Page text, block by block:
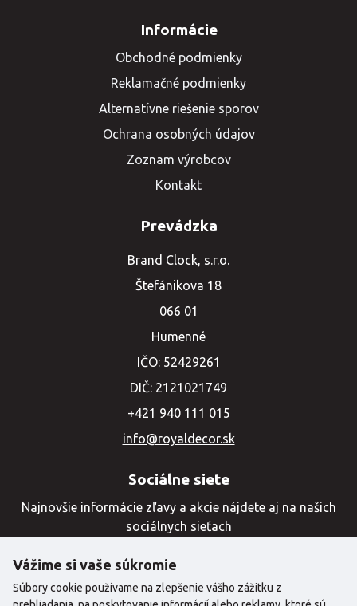
Informácie
Obchodné podmienky
Reklamačné podmienky
Alternatívne riešenie sporov
Ochrana osobných údajov
Zoznam výrobcov
Kontakt
Prevádzka
Brand Clock, s.r.o.
Štefánikova 18
066 01
Humenné
IČO: 52429261
DIČ: 2121021749
+421 940 111 015
info@royaldecor.sk
Sociálne siete
Najnovšie informácie zľavy a akcie nájdete aj na našich
sociálnych sieťach
Vážime si vaše súkromie
Súbory cookie používame na zlepšenie vášho zážitku z